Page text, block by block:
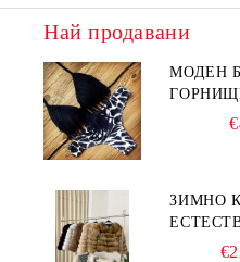
Най продавани
МОДЕН
ЗИМНО